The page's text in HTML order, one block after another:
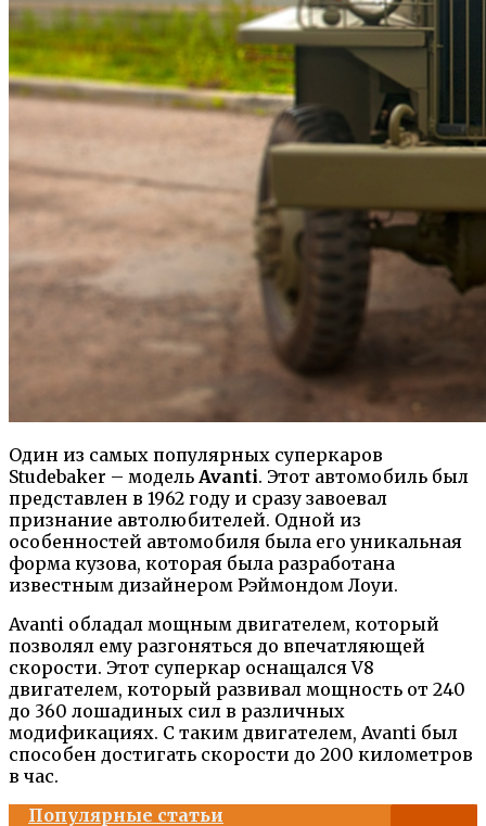
Один из самых популярных суперкаров
Studebaker – модель Avanti. Этот автомобиль был
представлен в 1962 году и сразу завоевал
признание автолюбителей. Одной из
особенностей автомобиля была его уникальная
форма кузова, которая была разработана
известным дизайнером Рэймондом Лоуи.
Avanti обладал мощным двигателем, который
позволял ему разгоняться до впечатляющей
скорости. Этот суперкар оснащался V8
двигателем, который развивал мощность от 240
до 360 лошадиных сил в различных
модификациях. С таким двигателем, Avanti был
способен достигать скорости до 200 километров
в час.
Популярные статьи